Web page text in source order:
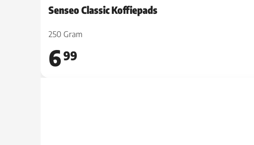
Senseo Classic Koffiepads
250 Gram
699